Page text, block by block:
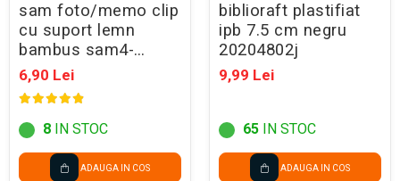
sam foto/memo clip
cu suport lemn
bambus sam4-
ap864011 nou
6,90 Lei
8 IN STOC
ADAUGA IN COS
biblioraft plastifiat
ipb 7.5 cm negru
20204802j
9,99 Lei
65 IN STOC
ADAUGA IN COS